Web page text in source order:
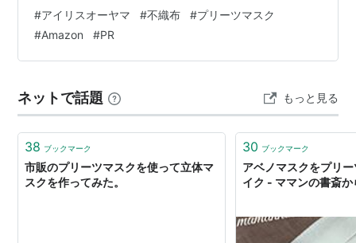
料無料。それ以外は送料410円です。北海道・九州・沖
縄・離島の方は450円になります。 【プライム会員送料
無料：ポイント4pt】 買い物・ショッピングランキング
#アイリスオーヤマ #不織布 #プリーツマスク
#Amazon #PR
ネットで話題 もっと見る
38 ブックマーク
市販のプリーツマスクを使って立体マ
スクを作ってみた。
30 ブックマーク
アベノマスクをプリ
イク - ママンの書斎か